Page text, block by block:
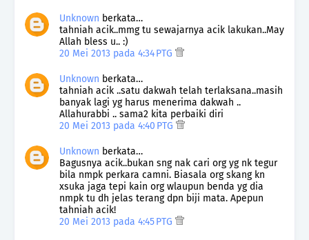
Unknown berkata…
tahniah acik..mmg tu sewajarnya acik lakukan..May
Allah bless u.. :)
20 Mei 2013 pada 4:34 PTG
Unknown berkata…
tahniah acik ..satu dakwah telah terlaksana..masih
banyak lagi yg harus menerima dakwah ..
Allahurabbi .. sama2 kita perbaiki diri
20 Mei 2013 pada 4:40 PTG
Unknown berkata…
Bagusnya acik..bukan sng nak cari org yg nk tegur
bila nmpk perkara camni. Biasala org skang kn
xsuka jaga tepi kain org wlaupun benda yg dia
nmpk tu dh jelas terang dpn biji mata. Apepun
tahniah acik!
20 Mei 2013 pada 4:45 PTG